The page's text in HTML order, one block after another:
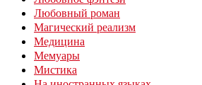
Любовный роман
Магический реализм
Медицина
Мемуары
Мистика